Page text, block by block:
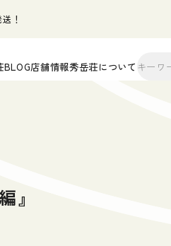
！
BLOG店舗情報秀岳荘について
』